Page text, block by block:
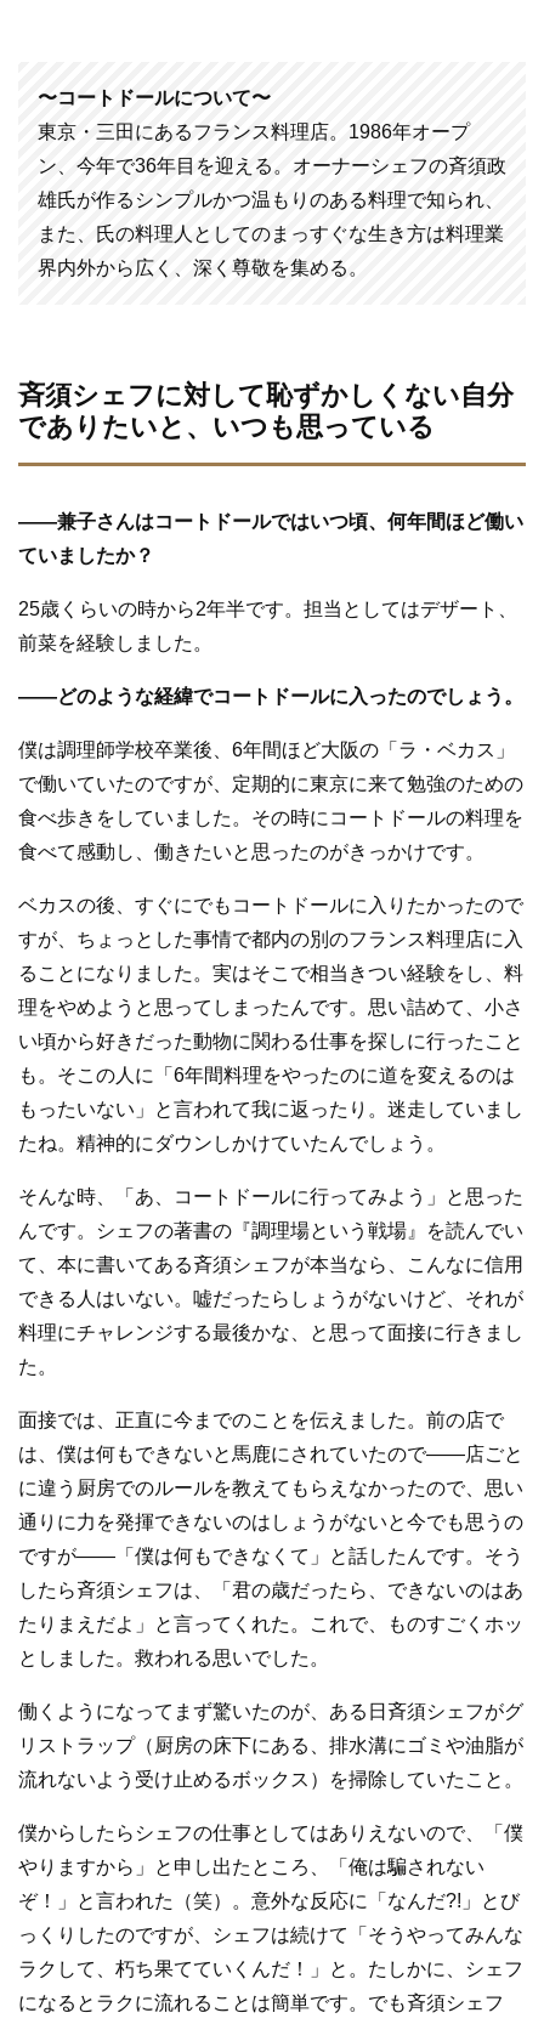
〜コートドールについて〜
東京・三田にあるフランス料理店。1986年オープ
ン、今年で36年目を迎える。オーナーシェフの斉須政
雄氏が作るシンプルかつ温もりのある料理で知られ、
また、氏の料理人としてのまっすぐな生き方は料理業
界内外から広く、深く尊敬を集める。
斉須シェフに対して恥ずかしくない自分
でありたいと、いつも思っている
——兼子さんはコートドールではいつ頃、何年間ほど働い
ていましたか？
25歳くらいの時から2年半です。担当としてはデザート、
前菜を経験しました。
——どのような経緯でコートドールに入ったのでしょう。
僕は調理師学校卒業後、6年間ほど大阪の「ラ・ベカス」
で働いていたのですが、定期的に東京に来て勉強のための
食べ歩きをしていました。その時にコートドールの料理を
食べて感動し、働きたいと思ったのがきっかけです。
ベカスの後、すぐにでもコートドールに入りたかったので
すが、ちょっとした事情で都内の別のフランス料理店に入
ることになりました。実はそこで相当きつい経験をし、料
理をやめようと思ってしまったんです。思い詰めて、小さ
い頃から好きだった動物に関わる仕事を探しに行ったこと
も。そこの人に「6年間料理をやったのに道を変えるのは
もったいない」と言われて我に返ったり。迷走していまし
たね。精神的にダウンしかけていたんでしょう。
そんな時、「あ、コートドールに行ってみよう」と思った
んです。シェフの著書の『調理場という戦場』を読んでい
て、本に書いてある斉須シェフが本当なら、こんなに信用
できる人はいない。嘘だったらしょうがないけど、それが
料理にチャレンジする最後かな、と思って面接に行きまし
た。
面接では、正直に今までのことを伝えました。前の店で
は、僕は何もできないと馬鹿にされていたので――店ごと
に違う厨房でのルールを教えてもらえなかったので、思い
通りに力を発揮できないのはしょうがないと今でも思うの
ですが――「僕は何もできなくて」と話したんです。そう
したら斉須シェフは、「君の歳だったら、できないのはあ
たりまえだよ」と言ってくれた。これで、ものすごくホッ
としました。救われる思いでした。
働くようになってまず驚いたのが、ある日斉須シェフがグ
リストラップ（厨房の床下にある、排水溝にゴミや油脂が
流れないよう受け止めるボックス）を掃除していたこと。
僕からしたらシェフの仕事としてはありえないので、「僕
やりますから」と申し出たところ、「俺は騙されない
ぞ！」と言われた（笑）。意外な反応に「なんだ?!」とび
っくりしたのですが、シェフは続けて「そうやってみんな
ラクして、朽ち果てていくんだ！」と。たしかに、シェフ
になるとラクに流れることは簡単です。でも斉須シェフ